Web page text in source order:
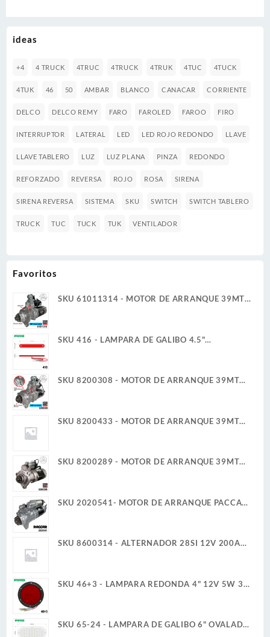
ideas
+4 4 TRUCK 4TRUC 4TRUCK 4TRUK 4TUC 4TUCK
4TUK 46 50 AMBAR BLANCO CANACAR CORRIENTE
DELCO DELCO REMY FARO FAROLED FAROO FIRO
INTERRUPTOR LATERAL LED LED ROJO REDONDO LLAVE
LLAVE TABLERO LUZ LUZ PLANA PINZA REDONDO
REFORZADO REVERSA ROJO ROSA SIRENA
SIRENA REVERSA SISTEMA SKU SWITCH SWITCH TABLERO
TRUCK TUC TUCK TUK VENTILADOR
Favoritos
SKU 61011314 - MOTOR DE ARRANQUE 39MT
SKU 416 - LAMPARA DE GALIBO 4.5"
SKU 8200308 - MOTOR DE ARRANQUE 39MT
SKU 8200433 - MOTOR DE ARRANQUE 39MT
SKU 8200289 - MOTOR DE ARRANQUE 39MT
SKU 2020541- MOTOR DE ARRANQUE PACCAR
SKU 8600314 - ALTERNADOR 28SI 12V 200A
SKU 46+3 - LAMPARA REDONDA 4" 12V 5W 3
SKU 65-24 - LAMPARA DE GALIBO 6" OVALADA